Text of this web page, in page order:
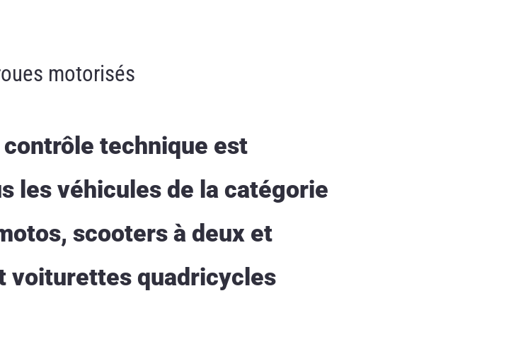
motorisés
technique est
les véhicules de la catégorie
scooters à deux et
voiturettes quadricycles